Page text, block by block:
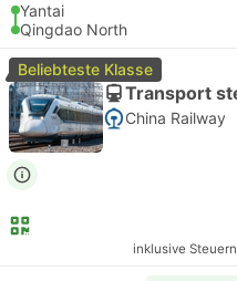
Yantai
Qingdao North
Beliebteste Klasse
China Railway
inklusive Steuern